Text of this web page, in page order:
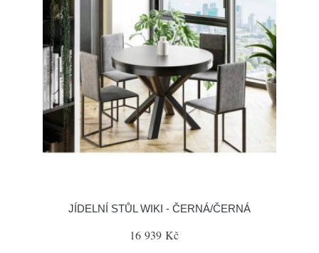
JÍDELNÍ STŮL WIKI - ČERNÁ/ČERNÁ
16 939 Kč